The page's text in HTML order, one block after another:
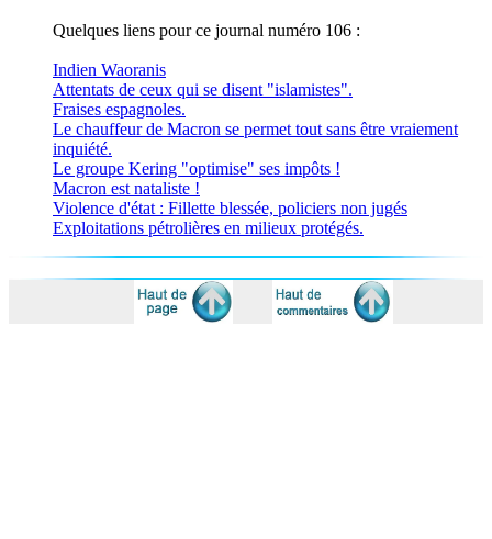
Quelques liens pour ce journal numéro 106 :
Indien Waoranis
Attentats de ceux qui se disent "islamistes".
Fraises espagnoles.
Le chauffeur de Macron se permet tout sans être vraiement
inquiété.
Le groupe Kering "optimise" ses impôts !
Macron est nataliste !
Violence d'état : Fillette blessée, policiers non jugés
Exploitations pétrolières en milieux protégés.